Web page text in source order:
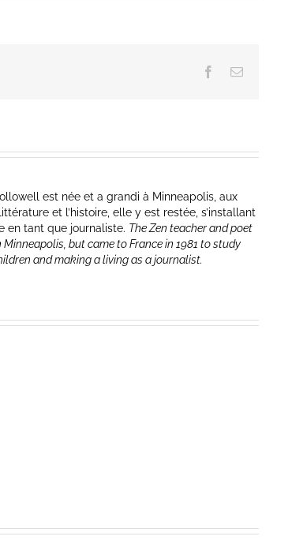
Facebook
Email
est née et a grandi à Minneapolis, aux
et l’histoire, elle y est restée, s’installant
en tant que journaliste. The Zen teacher and poet
but came to France in 1981 to study
and making a living as a journalist.